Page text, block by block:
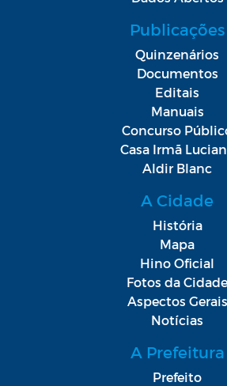
Publicações
Quinzenários
Documentos
Editais
Manuais
Concurso
Casa Irmã
Aldir Blanc
A Cidade
História
Mapa
Hino Oficial
Fotos da Cidade
Aspectos Gerais
Notícias
A Prefeitura
Prefeito